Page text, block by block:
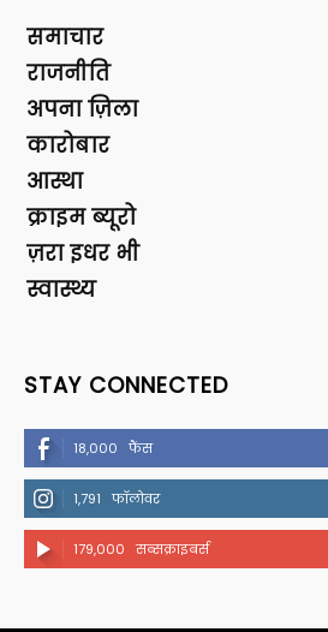
समाचार
राजनीति
अपना ज़िला
कारोबार
आस्था
क्राइम ब्यूरो
ज़रा इधर भी
स्वास्थ्य
STAY CONNECTED
18,000 फैंस
1,791 फॉलोवर
179,000 सब्सक्राइबर्स